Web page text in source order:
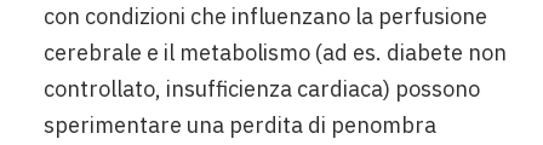
con condizioni che influenzano la perfusione
cerebrale e il metabolismo (ad es. diabete non
controllato, insufficienza cardiaca) possono
sperimentare una perdita di penombra